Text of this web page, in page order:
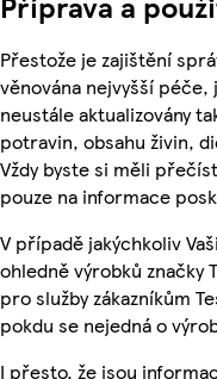
Přestože je zajištění
věnována nejvyšší
neustále aktualizovány
potravin, obsahu živin,
Vždy byste si měli
pouze na informace
V případě jakýchkoliv
ohledně výrobků značky
pro služby zákazníkům
pokdu se nejedná o
I přesto, že jsou